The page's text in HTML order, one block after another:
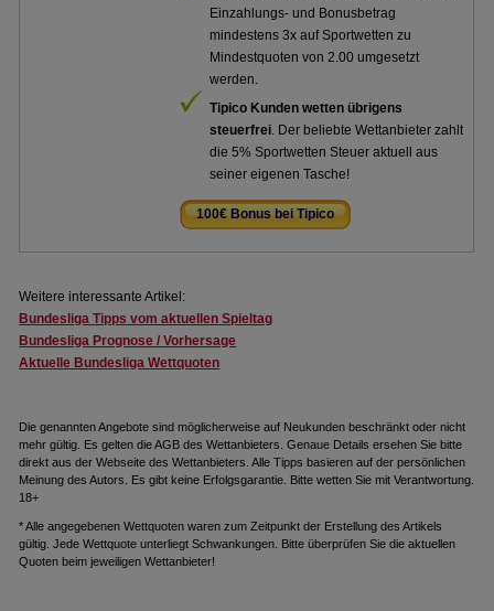
Einzahlungs- und Bonusbetrag
mindestens 3x auf Sportwetten zu
Mindestquoten von 2.00 umgesetzt
werden.
Tipico Kunden wetten übrigens
steuerfrei. Der beliebte Wettanbieter zahlt
die 5% Sportwetten Steuer aktuell aus
seiner eigenen Tasche!
100€ Bonus bei Tipico
Weitere interessante Artikel:
Bundesliga Tipps vom aktuellen Spieltag
Bundesliga Prognose / Vorhersage
Aktuelle Bundesliga Wettquoten
Die genannten Angebote sind möglicherweise auf Neukunden beschränkt oder nicht
mehr gültig. Es gelten die AGB des Wettanbieters. Genaue Details ersehen Sie bitte
direkt aus der Webseite des Wettanbieters. Alle Tipps basieren auf der persönlichen
Meinung des Autors. Es gibt keine Erfolgsgarantie. Bitte wetten Sie mit Verantwortung.
18+
* Alle angegebenen Wettquoten waren zum Zeitpunkt der Erstellung des Artikels
gültig. Jede Wettquote unterliegt Schwankungen. Bitte überprüfen Sie die aktuellen
Quoten beim jeweiligen Wettanbieter!